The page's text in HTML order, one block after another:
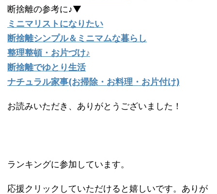
断捨離の参考に♪▼
ミニマリストになりたい
断捨離シンプル＆ミニマムな暮らし
整理整頓・お片づけ♪
断捨離でゆとり生活
ナチュラル家事(お掃除・お料理・お片付け)
お読みいただき、ありがとうございました！
ランキングに参加しています。
応援クリックしていただけると嬉しいです。ありが